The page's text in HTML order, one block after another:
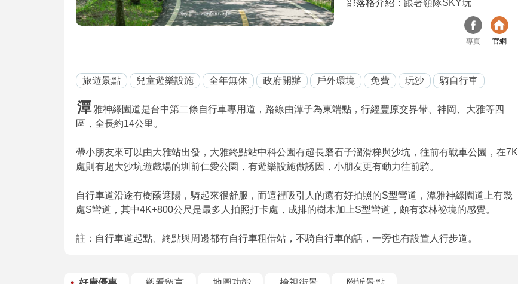
部落格介紹： 跟著領隊SKY玩
專頁 官網
旅遊景點 兒童遊樂設施 全年無休 政府開辦 戶外環境 免費 玩沙 騎自行車
潭 雅神綠園道是台中第二條自行車專用道，路線由潭子為東端點，行經豐原交界帶、神岡、大雅等四
區，全長約14公里。
帶小朋友來可以由大雅站出發，大雅終點站中科公園有超長磨石子溜滑梯與沙坑，往前有戰車公園，在7K
處則有超大沙坑遊戲場的圳前仁愛公園，有遊樂設施做誘因，小朋友更有動力往前騎。
自行車道沿途有樹蔭遮陽，騎起來很舒服，而這裡吸引人的還有好拍照的S型彎道，潭雅神綠園道上有幾
處S彎道，其中4K+800公尺是最多人拍照打卡處，成排的樹木加上S型彎道，頗有森林祕境的感覺。
註：自行車道起點、終點與周邊都有自行車租借站，不騎自行車的話，一旁也有設置人行步道。